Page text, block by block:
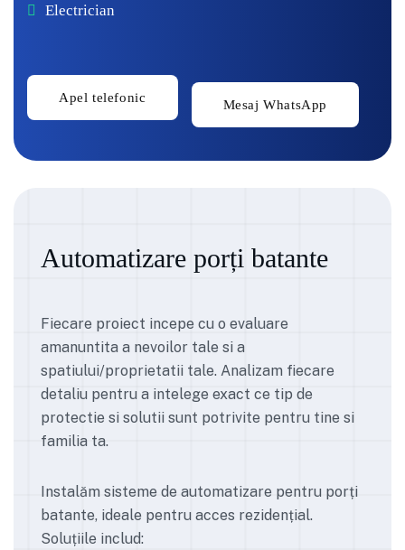
Electrician
Automatizare porți batante
Fiecare proiect incepe cu o evaluare
amanuntita a nevoilor tale si a
spatiului/proprietatii tale. Analizam fiecare
detaliu pentru a intelege exact ce tip de
protectie si solutii sunt potrivite pentru tine si
familia ta.
Instalăm sisteme de automatizare pentru porți
batante, ideale pentru acces rezidențial.
Soluțiile includ: